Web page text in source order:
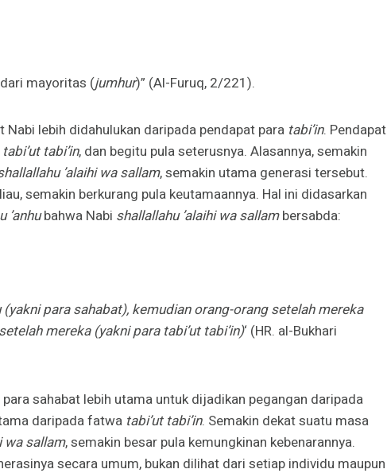
mayoritas (jumhur)” (Al-Furuq, 2/221).
lebih didahulukan daripada pendapat para tabi’in. Pendapat
tabi’ut tabi’in, dan begitu pula seterusnya. Alasannya, semakin
’alaihi wa sallam, semakin utama generasi tersebut.
semakin berkurang pula keutamaannya. Hal ini didasarkan
’anhubahwa Nabi shallallahu ’alaihi wa sallambersabda:
para sahabat), kemudian orang-orang setelah mereka
mereka (yakni para tabi’ut tabi’in)‘ (HR. al-Bukhari
sahabat lebih utama untuk dijadikan pegangan daripada
daripada fatwa tabi’ut tabi’in. Semakin dekat suatu masa
wa sallam, semakin besar pula kemungkinan kebenarannya.
secara umum, bukan dilihat dari setiap individu maupun